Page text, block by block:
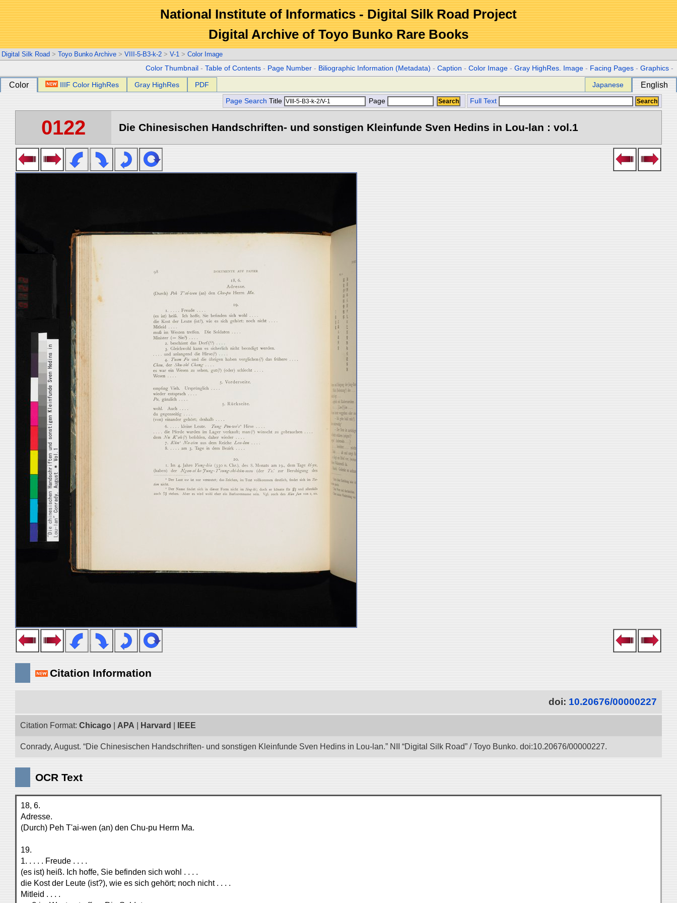
National Institute of Informatics - Digital Silk Road Project
Digital Archive of Toyo Bunko Rare Books
Digital Silk Road > Toyo Bunko Archive > VIII-5-B3-k-2 > V-1 > Color Image
Color Thumbnail -Table of Contents - Page Number - Biliographic Information (Metadata) -Caption -Color Image -Gray HighRes. Image - Facing Pages -Graphics -
Color IIIF Color HighRes Gray HighRes PDF Japanese English
Page Search Title Page Full Text
0122 Die Chinesischen Handschriften- und sonstigen Kleinfunde Sven Hedins in Lou-lan : vol.1
Citation Information
doi: 10.20676/00000227
Citation Format: Chicago APA Harvard IEEE
Conrady, August. “Die Chinesischen Handschriften- und sonstigen Kleinfunde Sven Hedins in Lou-lan.” NII “Digital Silk Road” / Toyo Bunko. doi:10.20676/00000227.
OCR Text
18, 6.
Adresse.
(Durch) Peh T'ai-wen (an) den Chu-pu Herrn Ma.
19.
1. . . . . Freude . . . .
(es ist) heiß. Ich hoffe, Sie befinden sich wohl . . . .
die Kost der Leute (ist?), wie es sich gehört; noch nicht . . . .
Mitleid . . . .